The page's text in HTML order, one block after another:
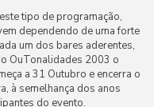
tipo de programação,
dependendo de uma forte
um dos bares aderentes,
OuTonalidades 2003 o
a 31 Outubro e encerra o
à semelhança dos anos
do evento.